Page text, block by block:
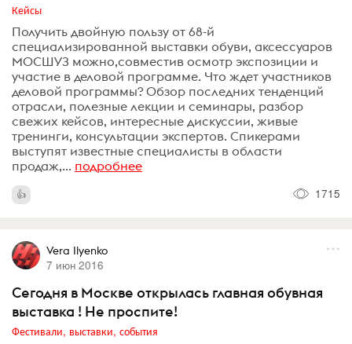
Кейсы
Получить двойную пользу от 68-й
специализированной выставки обуви, аксессуаров
МОСШУЗ можно,совместив осмотр экспозиции и
участие в деловой программе. Что ждет участников
деловой программы? Обзор последних тенденций
отрасли, полезные лекции и семинары, разбор
свежих кейсов, интересные дискуссии, живые
тренинги, консультации экспертов. Спикерами
выступят известные специалисты в области
продаж,... подробнее
1715
Vera Ilyenko
7 июн 2016
Сегодня в Москве открылась главная обувная
выставка ! Не проспите!
Фестивали, выставки, события